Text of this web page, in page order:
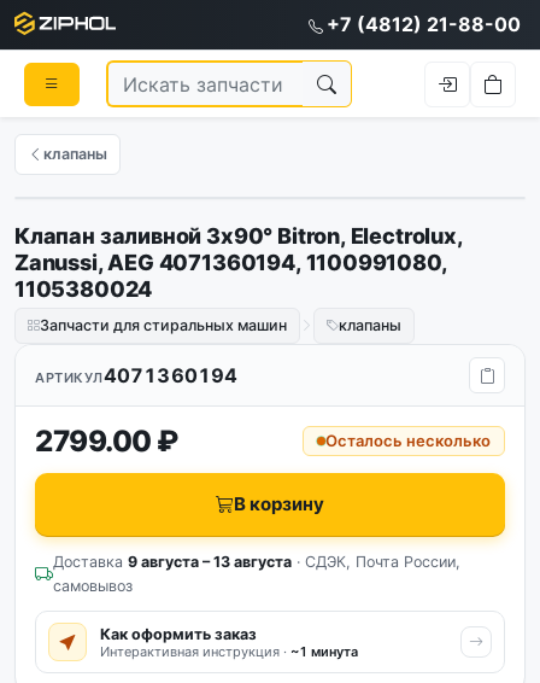
+7 (4812) 21-88-00
клапаны
Оригинал
Клапан заливной 3x90° Bitron, Electrolux,
Zanussi, AEG 4071360194, 1100991080,
1105380024
Запчасти для стиральных машин клапаны
АРТИКУЛ4071360194
2799.00 ₽ Осталось несколько
В корзину
Доставка 9 августа – 13 августа · СДЭК, Почта России,
самовывоз
Как оформить заказ
Интерактивная инструкция · ~1 минута